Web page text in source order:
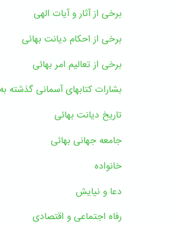
برخی از آثار و آیات الهی
برخی از احکام دیانت بهائی
برخی از تعالیم امر بهائی
بشارات کتابهای آسمانی گذشته
تاریخ دیانت بهائی
جامعه جهانی بهائی
خانواده
دعا و نیایش
رفاه اجتماعی و اقتصادی